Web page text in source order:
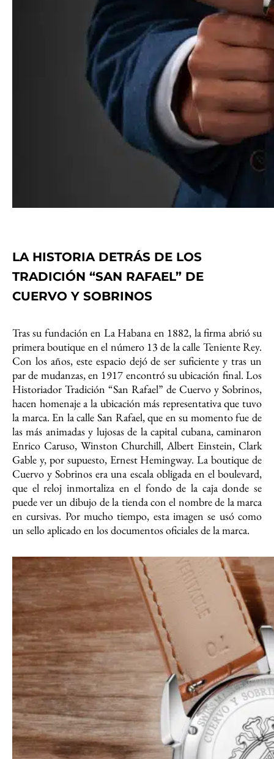
LA HISTORIA DETRÁS DE LOS
TRADICIÓN “SAN RAFAEL” DE
CUERVO Y SOBRINOS
Tras su fundación en La Habana en 1882, la firma abrió su
primera boutique en el número 13 de la calle Teniente Rey.
Con los años, este espacio dejó de ser suficiente y tras un
par de mudanzas, en 1917 encontró su ubicación final. Los
Historiador Tradición “San Rafael” de Cuervo y Sobrinos,
hacen homenaje a la ubicación más representativa que tuvo
la marca. En la calle San Rafael, que en su momento fue de
las más animadas y lujosas de la capital cubana, caminaron
Enrico Caruso, Winston Churchill, Albert Einstein, Clark
Gable y, por supuesto, Ernest Hemingway. La boutique de
Cuervo y Sobrinos era una escala obligada en el boulevard,
que el reloj inmortaliza en el fondo de la caja donde se
puede ver un dibujo de la tienda con el nombre de la marca
en cursivas. Por mucho tiempo, esta imagen se usó como
un sello aplicado en los documentos oficiales de la marca.